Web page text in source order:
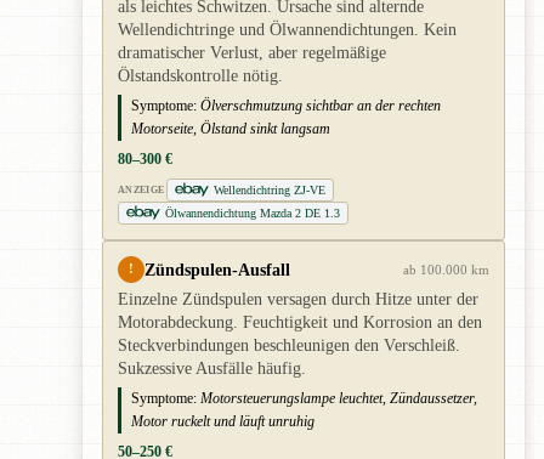
als leichtes Schwitzen. Ursache sind alternde
Wellendichtringe und Ölwannendichtungen. Kein
dramatischer Verlust, aber regelmäßige
Ölstandskontrolle nötig.
Symptome: Ölverschmutzung sichtbar an der rechten
Motorseite, Ölstand sinkt langsam
80–300 €
ANZEIGE
Wellendichtring ZJ-VE
Ölwannendichtung Mazda 2 DE 1.3
! Zündspulen-Ausfall ab 100.000 km
Einzelne Zündspulen versagen durch Hitze unter der
Motorabdeckung. Feuchtigkeit und Korrosion an den
Steckverbindungen beschleunigen den Verschleiß.
Sukzessive Ausfälle häufig.
Symptome: Motorsteuerungslampe leuchtet, Zündaussetzer,
Motor ruckelt und läuft unruhig
50–250 €